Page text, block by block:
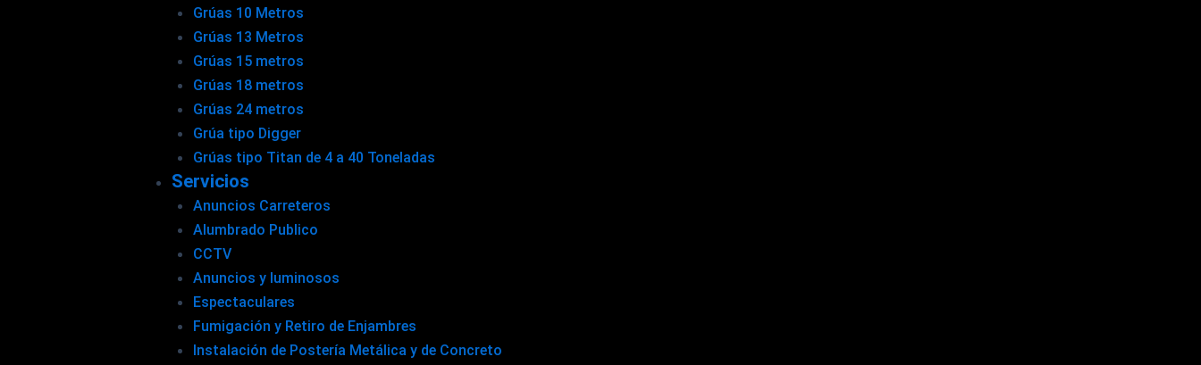
Grúas 10 Metros
Grúas 13 Metros
Grúas 15 metros
Grúas 18 metros
Grúas 24 metros
Grúa tipo Digger
Grúas tipo Titan de 4 a 40 Toneladas
Servicios
Anuncios Carreteros
Alumbrado Publico
CCTV
Anuncios y luminosos
Espectaculares
Fumigación y Retiro de Enjambres
Instalación de Postería Metálica y de Concreto